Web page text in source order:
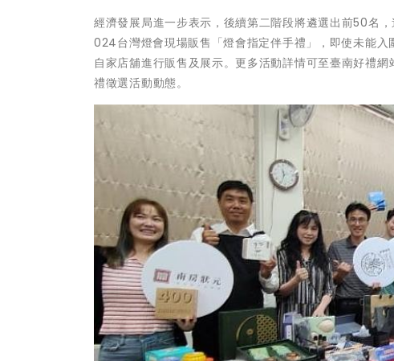
經濟發展局進一步表示，後續第二階段將遴選出前50名
024台灣燈會現場販售「燈會指定伴手禮」，即使未能
自家店舖進行販售及展示。更多活動詳情可至臺南好禮
禮徵選活動動態。